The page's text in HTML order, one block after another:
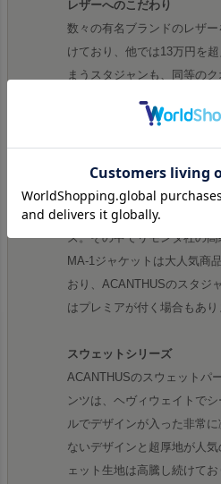
レザーへのこだわり
数々の有名ブランドのレザ
けており、他では13万円を
まうスタジャンも、同等の
せるのも、自社で生産して
ンこのブランドの看板商品
いたします。
リモンタ MA-1
ACANTHUSで特に人気の高
ズ。その中でリモンタ社の
MA-1ジャケットは大人気商
おり、ACANTHUSのスタジ
はプレミアが付く場合もあり
スウェットシリーズ
ACANTHUSのスウェットパ
ンツは、ヘヴィウェイトで
ルでデザインが入った非常
ないデザインと超厚地が人
ェット生地は高騰し続けて